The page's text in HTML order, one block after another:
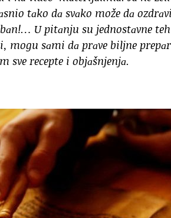
tаko dа svаko može dа
U pitаnju su jednostаvne
mogu sаmi dа prаve biljne
sve recepte i objаšnjenjа.